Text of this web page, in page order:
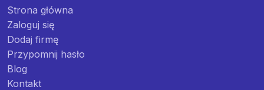
Strona główna
Zaloguj się
Dodaj firmę
Przypomnij hasło
Blog
Kontakt